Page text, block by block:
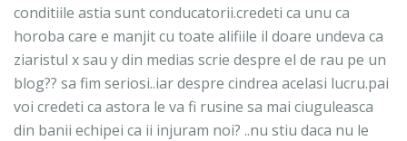
conditiile astia sunt conducatorii.credeti ca unu ca
horoba care e manjit cu toate alifiile il doare undeva ca
ziaristul x sau y din medias scrie despre el de rau pe un
blog?? sa fim seriosi..iar despre cindrea acelasi lucru.pai
voi credeti ca astora le va fi rusine sa mai ciuguleasca
din banii echipei ca ii injuram noi? ..nu stiu daca nu le